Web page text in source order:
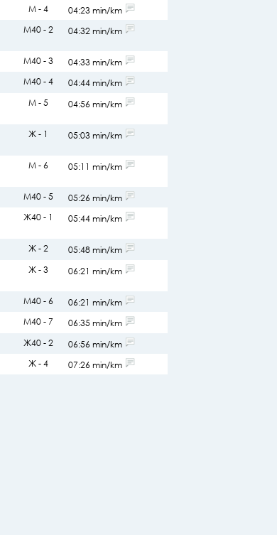
М - 4
04:23 min/km
М40 - 2 04:32 min/km
М40 - 3
04:33 min/km
М40 - 4
04:44 min/km
М - 5 04:56 min/km
Ж - 1 05:03 min/km
М - 6 05:11 min/km
М40 - 5
05:26 min/km
Ж40 - 1 05:44 min/km
Ж - 2
05:48 min/km
Ж - 3 06:21 min/km
М40 - 6
06:21 min/km
М40 - 7
06:35 min/km
Ж40 - 2
06:56 min/km
Ж - 4 07:26 min/km